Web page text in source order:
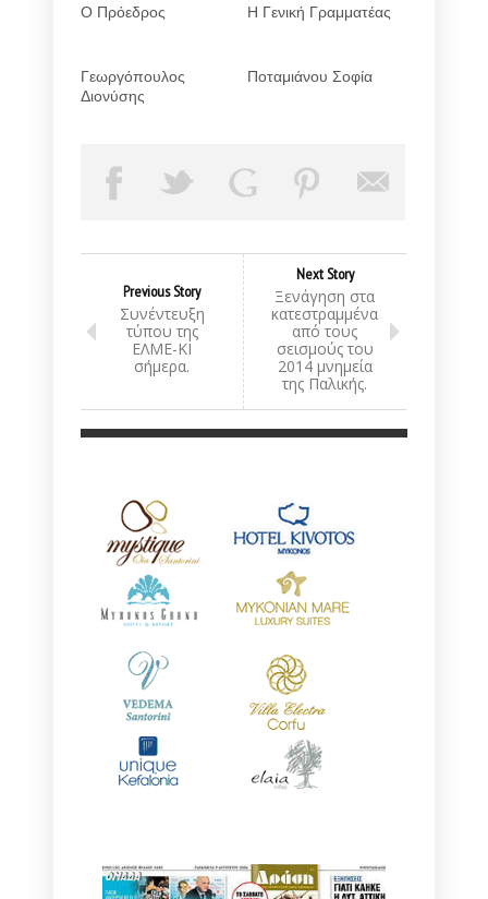
Ο Πρόεδρος
Η Γενική Γραμματέας
Γεωργόπουλος
Διονύσης
Ποταμιάνου Σοφία
Previous Story
Συνέντευξη
τύπου της
ΕΛΜΕ-ΚΙ
σήμερα.
Next Story
Ξενάγηση στα
κατεστραμμένα
από τους
σεισμούς του
2014 μνημεία
της Παλικής.